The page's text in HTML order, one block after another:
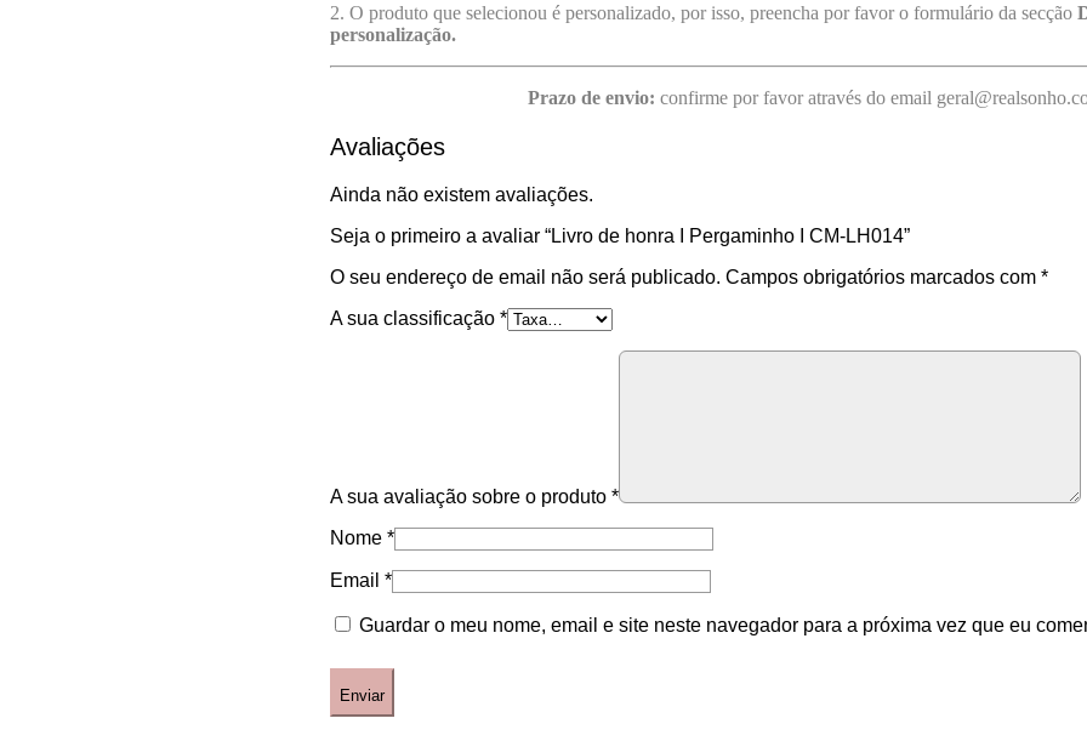
2. O produto que selecionou é personalizado, por isso, preencha por favor o formulário da secção
personalização.
Prazo de envio: confirme por favor através do email
Avaliações
Ainda não existem avaliações.
Seja o primeiro a avaliar “Livro de honra I Pergaminho I CM-LH014”
O seu endereço de email não será publicado. Campos obrigatórios marcados com *
A sua classificação *
A sua avaliação sobre o produto *
Nome *
Email *
Guardar o meu nome, email e site neste navegador para a próxima vez que eu